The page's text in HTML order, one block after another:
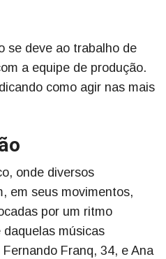
se deve ao trabalho de
a equipe de produção.
como agir nas mais
onde diversos
em seus movimentos,
por um ritmo
músicas
Franq, 34, e Ana